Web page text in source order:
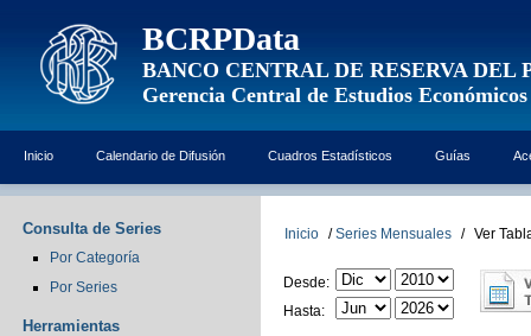
BCRPData
BANCO CENTRAL DE RESERVA DEL
Gerencia Central de Estudios Económicos
Inicio Calendario de Difusión Cuadros Estadísticos Guías
Consulta de Series
Por Categoría
Por Series
Herramientas
Inicio / Series Mensuales / Ver
Desde:
Hasta: